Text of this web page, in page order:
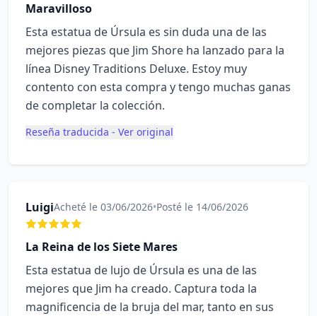
Maravilloso
Esta estatua de Úrsula es sin duda una de las
mejores piezas que Jim Shore ha lanzado para la
línea Disney Traditions Deluxe. Estoy muy
contento con esta compra y tengo muchas ganas
de completar la colección.
Reseña traducida - Ver original
LuigiAcheté le 03/06/2026•Posté le 14/06/2026
La Reina de los Siete Mares
Esta estatua de lujo de Úrsula es una de las
mejores que Jim ha creado. Captura toda la
magnificencia de la bruja del mar, tanto en sus